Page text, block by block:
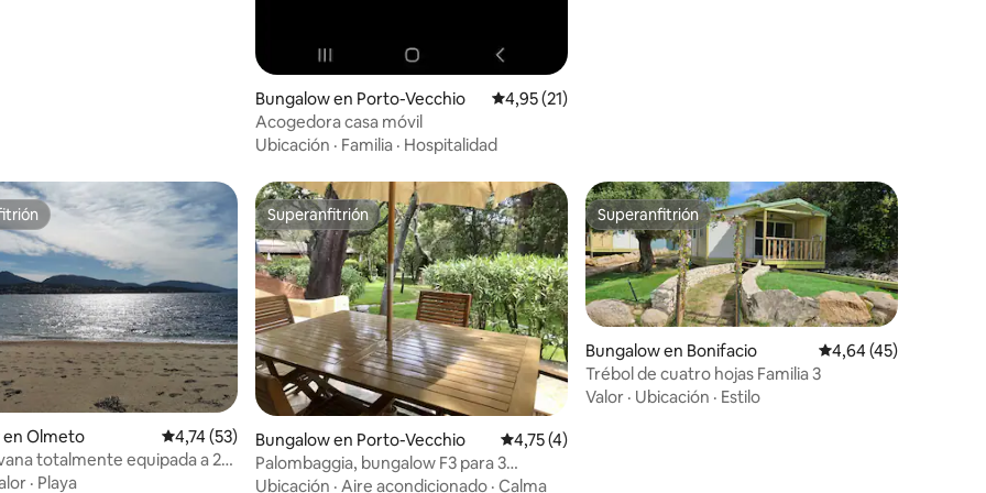
Bungalow en Porto-Vecchio Calificación promedio: 4,95 de 5. 21 evaluaciones
4,95 (21)
Acogedora casa móvil
Ubicación · Familia · Hospitalidad
en Olmeto Calificación promedio: 4,74 de 5. 53 evaluaciones
4,74 (53)
totalmente equipada a 2
de la playa
· Playa
Superanfitrión
Superanfitrión
Bungalow en Porto-Vecchio Calificación promedio: 4,75 de 5. 4 evaluaciones
4,75 (4)
Palombaggia, bungalow F3 para 3
personas
Ubicación · Aire acondicionado · Calma
Superanfitrión
Superanfitrión
Bungalow en Bonifacio Calificación
4,64 (45)
Trébol de cuatro hojas Familia 3
Valor · Ubicación · Estilo